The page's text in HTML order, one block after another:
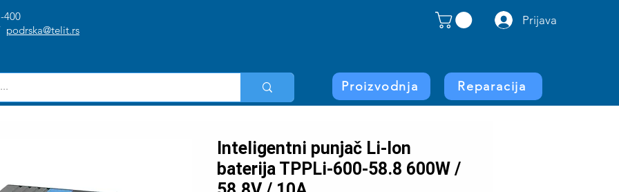
400
podrska@telit.rs
Prijava
Proizvodnja Reparacija
Inteligentni punjač Li-Ion
baterija TPPLi-600-58.8 600W /